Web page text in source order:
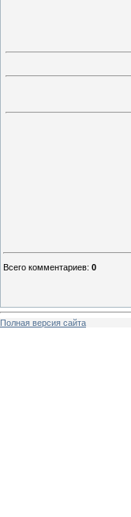
Всего комментариев: 0
Полная версия сайта